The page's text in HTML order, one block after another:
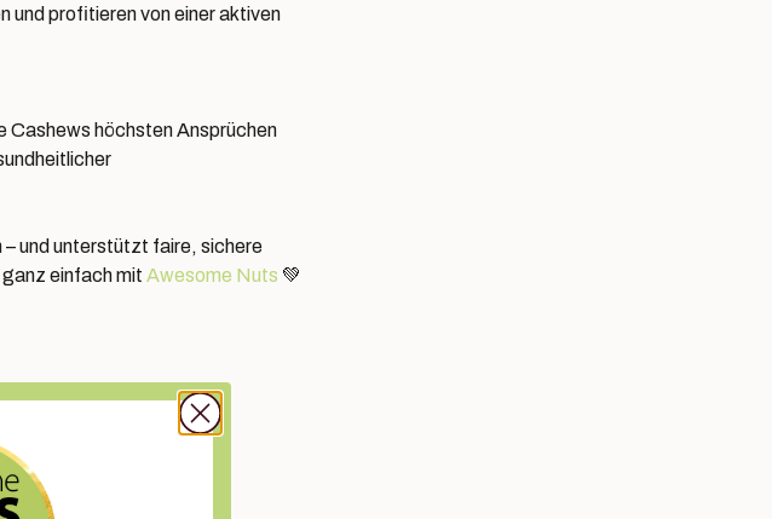
und profitieren von einer aktiven
Cashews höchsten Ansprüchen
und unterstützt faire, sichere
einfach mit Awesome Nuts 💚